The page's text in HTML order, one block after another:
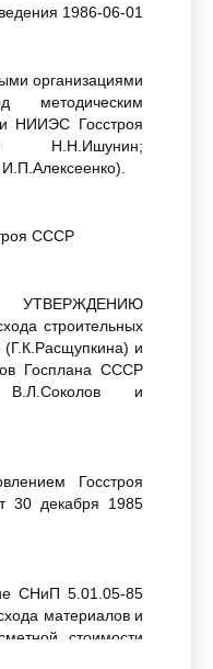
1986-06-01
организациями
НИИЭС Госстроя
Н.Н.Ишунин;
СССР
строительных
и
Госплана СССР
В.Л.Соколов и
Госстроя
декабря 1985
СНиП 5.01.05-85
материалов и
стоимости